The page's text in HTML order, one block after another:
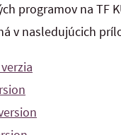
programov na TF
v nasledujúcich